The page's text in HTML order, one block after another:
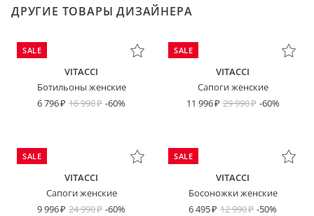
ДРУГИЕ ТОВАРЫ ДИЗАЙНЕРА
SALE
VITACCI
Ботильоны женские
6 796
16 990 -60%
SALE
VITACCI
Сапоги женские
11 996
29 990 -60%
SALE
VITACCI
Сапоги женские
9 996
24 990 -60%
SALE
VITACCI
Босоножки женские
6 495
12 990 -50%